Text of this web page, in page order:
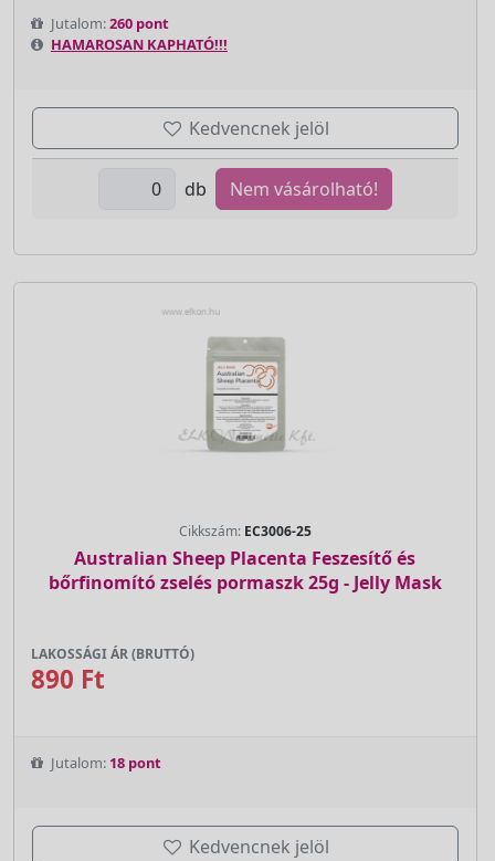
Jutalom:260 pont
HAMAROSAN KAPHATÓ!!!
Kedvencnek jelöl
db Nem vásárolható!
Cikkszám: EC3006-25
Australian Sheep Placenta Feszesítő és
bőrfinomító zselés pormaszk 25g - Jelly Mask
LAKOSSÁGI ÁR (BRUTTÓ)
890 Ft
Jutalom: 18 pont
Kedvencnek jelöl